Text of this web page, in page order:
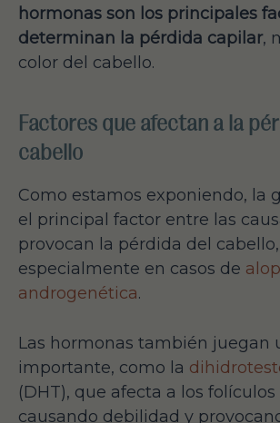
hormonas son los principales
determinan la pérdida capilar,
color del cabello.
Factores que afectan a la
cabello
Como estamos exponiendo, la
el principal factor entre las
provocan la pérdida del cabello,
especialmente en casos de
androgenética.
Las hormonas también juegan
importante, como la
(DHT), que afecta a los folículos
causando debilidad y